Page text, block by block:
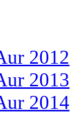
2012
2013
2014